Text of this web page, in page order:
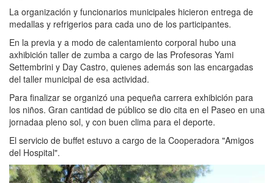
La organización y funcionarios municipales hicieron entrega de
medallas y refrigerios para cada uno de los participantes.
En la previa y a modo de calentamiento corporal hubo una
axhibición taller de zumba a cargo de las Profesoras Yami
Settembrini y Day Castro, quienes además son las encargadas
del taller municipal de esa actividad.
Para finalizar se organizó una pequeña carrera exhibición para
los niños. Gran cantidad de público se dio cita en el Paseo en una
jornadaa pleno sol, y con buen clima para el deporte.
El servicio de buffet estuvo a cargo de la Cooperadora "Amigos
del Hospital".